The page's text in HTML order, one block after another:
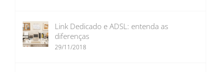
Link Dedicado e ADSL: entenda as
diferenças
29/11/2018